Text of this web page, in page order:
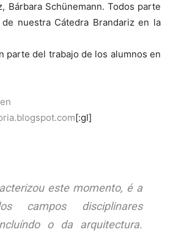
Bárbara Schünemann. Todos parte
nuestra Cátedra Brandariz en la
parte del trabajo de los alumnos en
[:gl]
este momento, é a
campos disciplinares
o da arquitectura.